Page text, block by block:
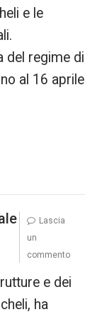
e le
del regime di
al 16 aprile
e dei
ha
Lascia
un
commento